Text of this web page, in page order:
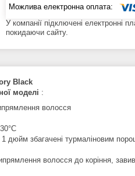
У компанії підключені електронні
покидаючи сайту.
Black
моделі :
волосся
дюйм збагачені турмаліновим
волосся до коріння,